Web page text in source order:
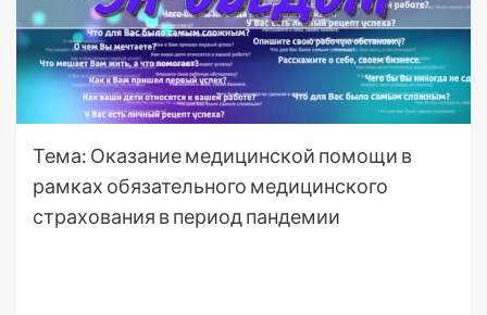
Тема: Оказание медицинской помощи в
рамках обязательного медицинского
страхования в период пандемии